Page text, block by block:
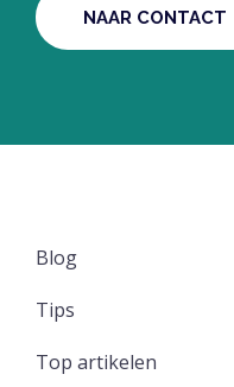
Blog
Tips
Top artikelen
NAAR CONTACT